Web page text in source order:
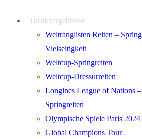
Turnierergebnisse
Weltranglisten Reiten –
Vielseitigkeit
Weltcup-Springreiten
Weltcup-Dressurreiten
Longines League of Nations
Springreiten
Olympische Spiele Paris
Global Champions Tour